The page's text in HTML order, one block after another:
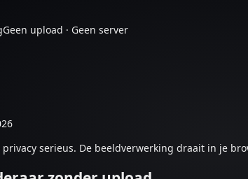
Geen upload · Geen server
serieus. De beeldverwerking draait in je